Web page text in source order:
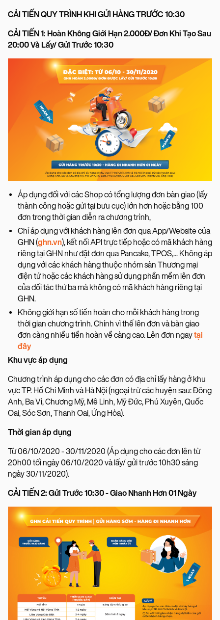
CẢI TIẾN QUY TRÌNH KHI GỬI HÀNG TRƯỚC 10:30
CẢI TIẾN 1: Hoàn Không Giới Hạn 2.000Đ/ Đơn Khi Tạo Sau
20:00 Và Lấy/ Gửi Trước 10:30
Áp dụng đối với các Shop có tổng lượng đơn bàn giao (lấy
thành công hoặc gửi tại bưu cục) lớn hơn hoặc bằng 100
đơn trong thời gian diễn ra chương trình,
Chỉ áp dụng với khách hàng lên đơn qua App/Website của
GHN (ghn.vn), kết nối API trực tiếp hoặc có mã khách hàng
riêng tại GHN như đặt đơn qua Pancake, TPOS,... Không áp
dụng với các khách hàng thuộc nhóm sàn Thương mại
điện tử hoặc các khách hàng sử dụng phần mềm lên đơn
của đối tác thứ ba mà không có mã khách hàng riêng tại
GHN.
Không giới hạn số tiền hoàn cho mỗi khách hàng trong
thời gian chương trình. Chính vì thế lên đơn và bàn giao
đơn càng nhiều tiền hoàn về càng cao. Lên đơn ngaytại
đây
Khu vực áp dụng
Chương trình áp dụng cho các đơn có địa chỉ lấy hàng ở khu
vực TP. Hồ Chí Minh và Hà Nội (ngoại trừ các huyện sau: Đông
Anh, Ba Vì, Chương Mỹ, Mê Linh, Mỹ Đức, Phú Xuyên, Quốc
Oai, Sóc Sơn, Thanh Oai, Ứng Hòa).
Thời gian áp dụng
Từ 06/10/2020 - 30/11/2020 (Áp dụng cho các đơn lên từ
20h00 tối ngày 06/10/2020 và lấy/ gửi trước 10h30 sáng
ngày 30/11/2020).
CẢI TIẾN 2: Gửi Trước 10:30 - Giao Nhanh Hơn 01 Ngày